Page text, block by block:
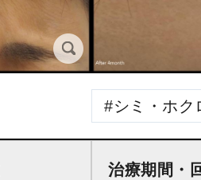
シミ・ホク
治療期間・